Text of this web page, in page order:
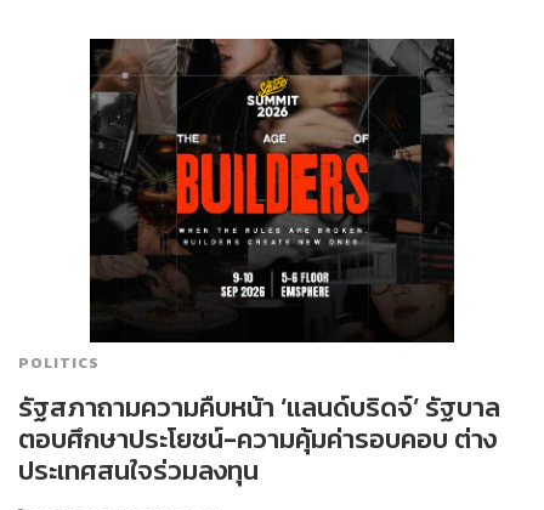
POLITICS
รัฐสภาถามความคืบหน้า ‘แลนด์บริดจ์’ รัฐบาล
ตอบศึกษาประโยชน์-ความคุ้มค่ารอบคอบ ต่าง
ประเทศสนใจร่วมลงทุน